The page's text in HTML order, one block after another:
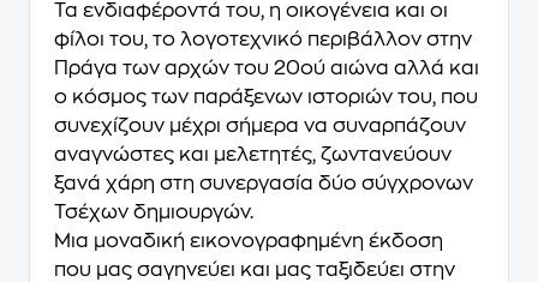
Τα ενδιαφέροντά του, η οικογένεια και οι
φίλοι του, το λογοτεχνικό περιβάλλον στην
Πράγα των αρχών του 20ού αιώνα αλλά και
ο κόσμος των παράξενων ιστοριών του, που
συνεχίζουν μέχρι σήμερα να συναρπάζουν
αναγνώστες και μελετητές, ζωντανεύουν
ξανά χάρη στη συνεργασία δύο σύγχρονων
Τσέχων δημιουργών.
Μια μοναδική εικονογραφημένη έκδοση
που μας σαγηνεύει και μας ταξιδεύει στην